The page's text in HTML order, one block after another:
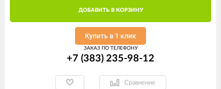
ДОБАВИТЬ В КОРЗИНУ
Купить в 1 клик
ЗАКАЗ ПО ТЕЛЕФОНУ
+7 (383) 235-98-12
Сравнение